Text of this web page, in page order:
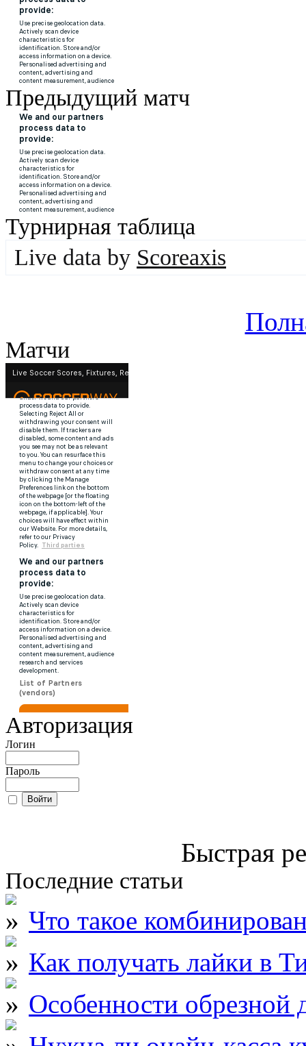
Предыдущий матч
Турнирная таблица
Live data by Scoreaxis
Матчи
Авторизация
Логин
Пароль
Быстрая
Последние статьи
Что такое
Как получать лайки в
Особенности обрезной